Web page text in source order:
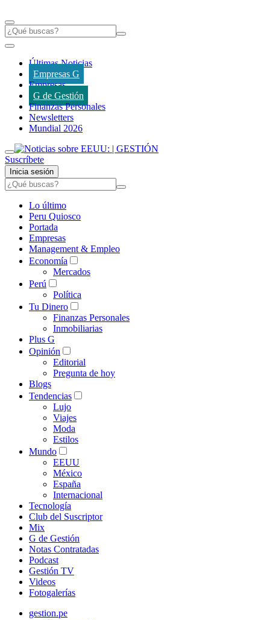
Últimas Noticias
Empresas G
Empresas
G de Gestión
Finanzas Personales
Newsletters
Mundial 2026
Suscríbete
Inicia sesión
Lo último
Peru Quiosco
Portada
Empresas
Management & Empleo
Economía
Mercados
Perú
Política
Tu Dinero
Finanzas Personales
Inmobiliarias
Plus G
Opinión
Editorial
Pregunta de hoy
Blogs
Tendencias
Lujo
Viajes
Moda
Estilos
Mundo
EEUU
México
España
Internacional
Tecnología
Club del Suscriptor
Mix
G de Gestión
Notas Contratadas
Podcast
Gestión TV
Videos
Fotogalerías
gestion.pe